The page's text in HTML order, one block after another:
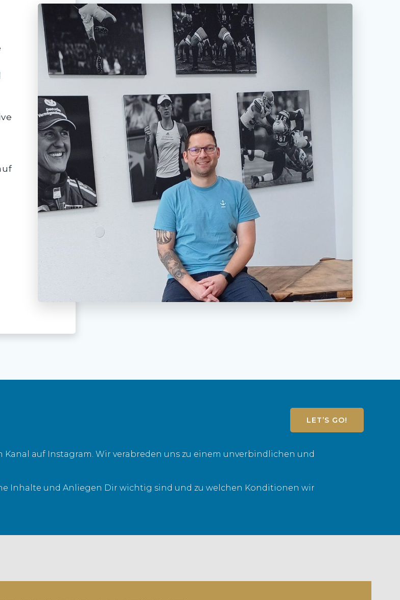
LET’S GO!
auf Instagram. Wir verabreden uns zu einem unverbindlichen und
Inhalte und Anliegen Dir wichtig sind und zu welchen Konditionen wir